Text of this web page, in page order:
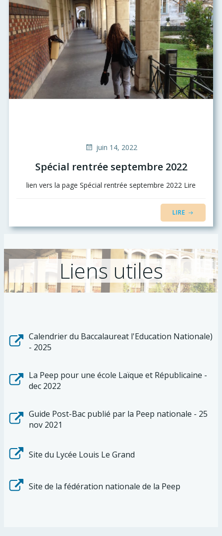
juin 14, 2022
Spécial rentrée septembre 2022
lien vers la page Spécial rentrée septembre 2022 Lire
LIRE
Liens utiles
Calendrier du Baccalaureat l'Education Nationale)
- 2025
La Peep pour une école Laïque et Républicaine -
dec 2022
Guide Post-Bac publié par la Peep nationale - 25
nov 2021
Site du Lycée Louis Le Grand
Site de la fédération nationale de la Peep